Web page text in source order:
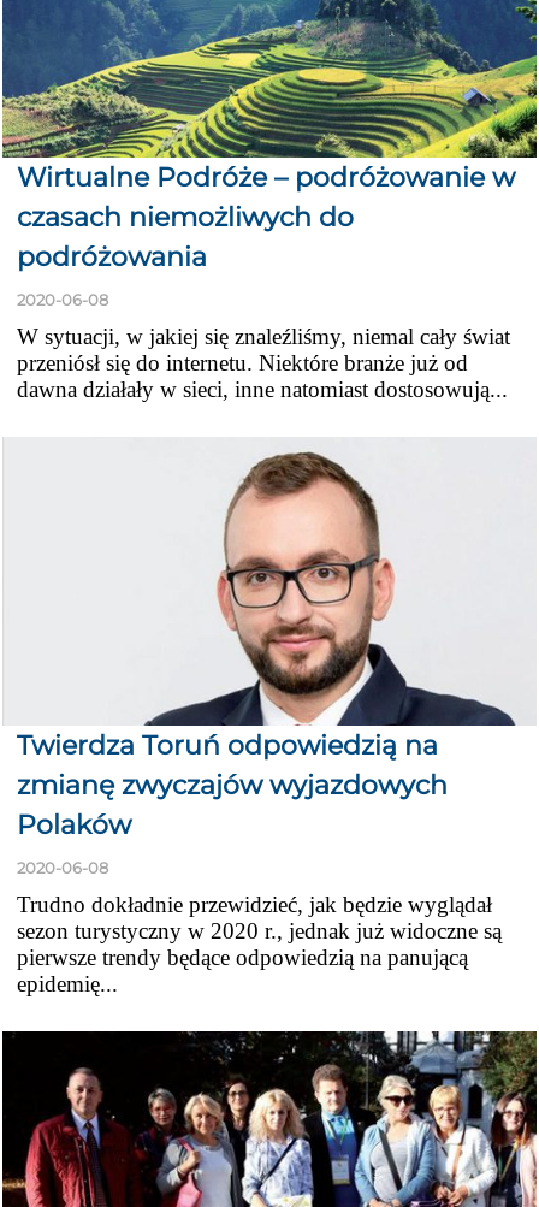
Wirtualne Podróże – podróżowanie w
czasach niemożliwych do
podróżowania
2020-06-08
W sytuacji, w jakiej się znaleźliśmy, niemal cały świat
przeniósł się do internetu. Niektóre branże już od
dawna działały w sieci, inne natomiast dostosowują...
Twierdza Toruń odpowiedzią na
zmianę zwyczajów wyjazdowych
Polaków
2020-06-08
Trudno dokładnie przewidzieć, jak będzie wyglądał
sezon turystyczny w 2020 r., jednak już widoczne są
pierwsze trendy będące odpowiedzią na panującą
epidemię...